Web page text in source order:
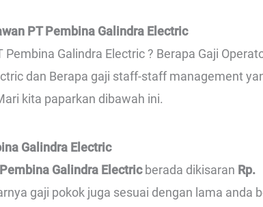
PT Pembina Galindra Electric
Galindra Electric ? Berapa Gaji
dan Berapa gaji staff-staff management
kita paparkan dibawah ini.
Galindra Electric
Galindra Electricberada dikisaran Rp.
gaji pokok juga sesuai dengan lama anda